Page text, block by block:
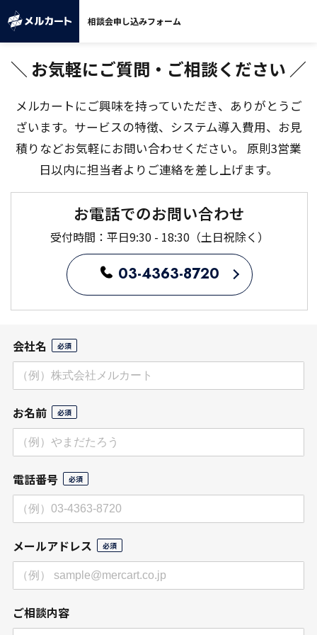
相談会申し込みフォーム
＼ お気軽にご質問・ご相談ください ／
メルカートにご興味を持っていただき、ありがとうご
ざいます。 サービスの特徴、システム導入費用、お見
積りなどお気軽にお問い合わせください。 原則3営業
日以内に担当者よりご連絡を差し上げます。
お電話でのお問い合わせ
受付時間：平日9:30 - 18:30（土日祝除く）
03-4363-8720
会社名
お名前
電話番号
メールアドレス
ご相談内容